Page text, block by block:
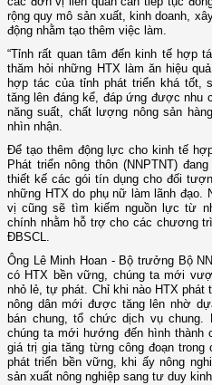
rộng quy mô sản xuất, kinh doanh,
động nhằm tạo thêm việc làm.
“Tỉnh rất quan tâm đến kinh tế hợp
thăm hỏi những HTX làm ăn hiệu
hợp tác của tỉnh phát triển khá tốt,
tăng lên đáng kể, đáp ứng được nhu
năng suất, chất lượng nông sản
nhìn nhận.
Để tạo thêm động lực cho kinh tế
Phát triển nông thôn (NNPTNT)
thiết kế các gói tín dụng cho đối
những HTX do phụ nữ làm lãnh đạo.
vị cũng sẽ tìm kiếm nguồn lực từ
chính nhằm hỗ trợ cho các chương
ĐBSCL.
Ông Lê Minh Hoan - Bộ trưởng Bộ
có HTX bền vững, chúng ta mới
nhỏ lẻ, tự phát. Chỉ khi nào HTX phát
nông dân mới được tăng lên nhờ
bán chung, tổ chức dịch vụ
chúng ta mới hướng đến hình thành
giá trị gia tăng từng công đoạn trong
phát triển bền vững, khi ấy nông
sản xuất nông nghiệp sang tư duy